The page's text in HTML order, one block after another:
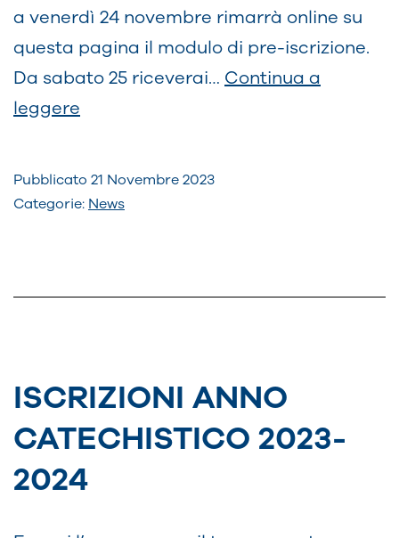
a venerdì 24 novembre rimarrà online su
questa pagina il modulo di pre-iscrizione.
Da sabato 25 riceverai… Continua a
leggere
Pubblicato 21 Novembre 2023
Categorie: News
ISCRIZIONI ANNO
CATECHISTICO 2023-
2024